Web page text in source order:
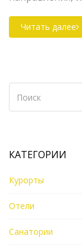
на отдыхе.
интересными
Читать далее
КАТЕГОРИИ
Курорты
Отели
Санатории